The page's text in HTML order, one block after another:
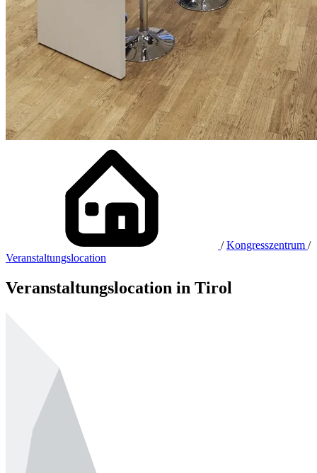
/ Kongresszentrum /
Veranstaltungslocation
Veranstal­tungs­location in Tirol